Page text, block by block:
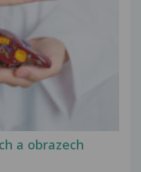
a obrazech